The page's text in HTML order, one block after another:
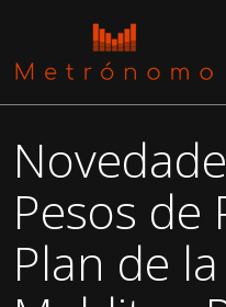
Pesos de
Plan de